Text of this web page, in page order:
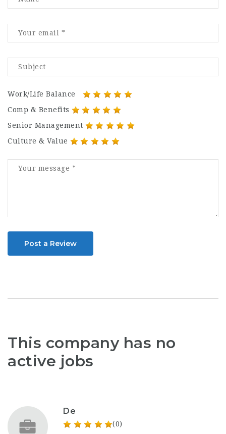
Work/Life Balance
Comp & Benefits
Senior Management
Culture & Value
Post a Review
This company has no
active jobs
De
(0)